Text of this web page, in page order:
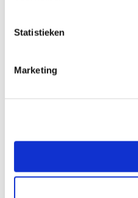
Statistieken
Marketing